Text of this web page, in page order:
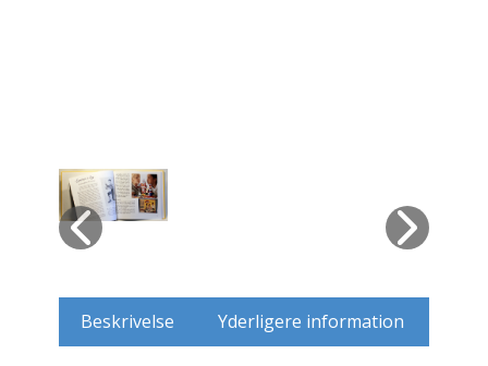
Husdyr
Beskrivelse Yderligere information